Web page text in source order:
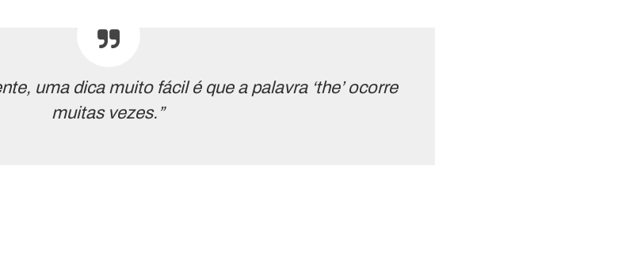
uma dica muito fácil é que a palavra ‘the’ ocorre
muitas vezes.”